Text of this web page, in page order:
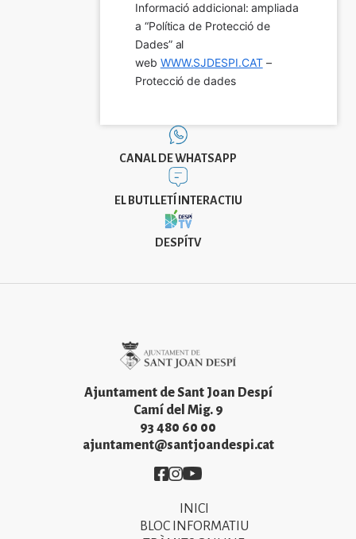
Informació addicional: ampliada
a “Política de Protecció de
Dades” al
web WWW.SJDESPI.CAT –
Protecció de dades
CANAL DE WHATSAPP
EL BUTLLETÍ INTERACTIU
DESPÍTV
Ajuntament de Sant Joan Despí
Camí del Mig. 9
93 480 60 00
ajuntament@santjoandespi.cat
Imatge
Imatge
Imatge
INICI
BLOC INFORMATIU